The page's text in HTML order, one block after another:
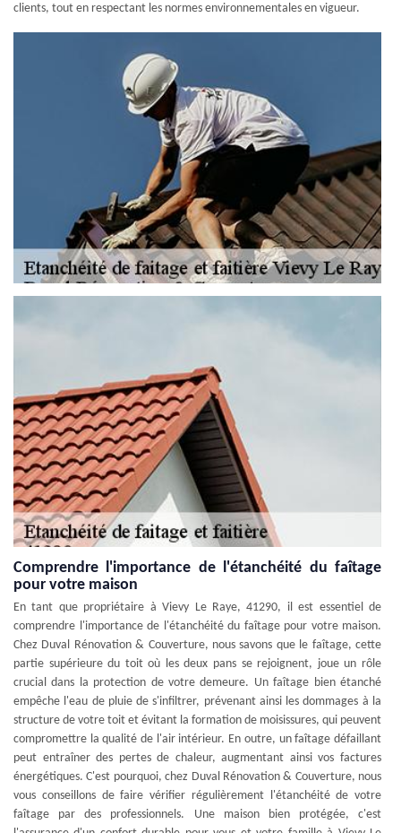
clients, tout en respectant les normes environnementales en vigueur.
Comprendre l'importance de l'étanchéité du faîtage
pour votre maison
En tant que propriétaire à Vievy Le Raye, 41290, il est essentiel de
comprendre l'importance de l'étanchéité du faîtage pour votre maison.
Chez Duval Rénovation & Couverture, nous savons que le faîtage, cette
partie supérieure du toit où les deux pans se rejoignent, joue un rôle
crucial dans la protection de votre demeure. Un faîtage bien étanché
empêche l'eau de pluie de s'infiltrer, prévenant ainsi les dommages à la
structure de votre toit et évitant la formation de moisissures, qui peuvent
compromettre la qualité de l'air intérieur. En outre, un faîtage défaillant
peut entraîner des pertes de chaleur, augmentant ainsi vos factures
énergétiques. C'est pourquoi, chez Duval Rénovation & Couverture, nous
vous conseillons de faire vérifier régulièrement l'étanchéité de votre
faîtage par des professionnels. Une maison bien protégée, c'est